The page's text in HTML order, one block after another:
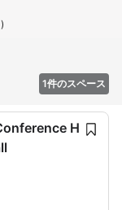
1件のスペース
H